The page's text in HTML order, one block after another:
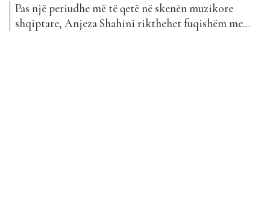
Pas një periudhe më të qetë në skenën muzikore
shqiptare, Anjeza Shahini rikthehet fuqishëm me